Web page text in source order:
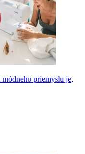
priemyslu je,